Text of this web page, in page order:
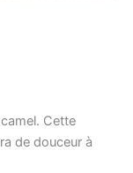
Cette
de douceur à